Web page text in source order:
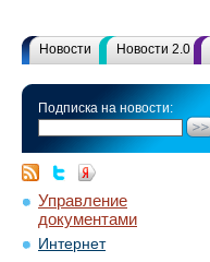
Новости Новости 2.0
Подписка на новости:
Управление
документами
Интернет